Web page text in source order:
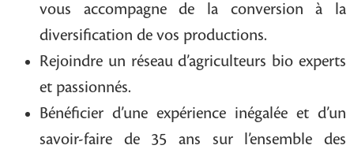
vous accompagne de la conversion à la
diversification de vos productions.
Rejoindre un réseau d’agriculteurs bio experts
et passionnés.
Bénéficier d’une expérience inégalée et d’un
savoir-faire de 35 ans sur l’ensemble des